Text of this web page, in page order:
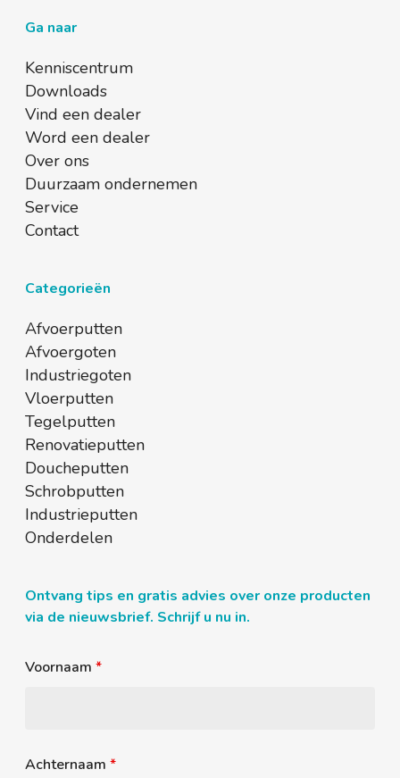
Ga naar
Kenniscentrum
Downloads
Vind een dealer
Word een dealer
Over ons
Duurzaam ondernemen
Service
Contact
Categorieën
Afvoerputten
Afvoergoten
Industriegoten
Vloerputten
Tegelputten
Renovatieputten
Doucheputten
Schrobputten
Industrieputten
Onderdelen
Ontvang tips en gratis advies over onze producten
via de nieuwsbrief. Schrijf u nu in.
Voornaam*
Achternaam*